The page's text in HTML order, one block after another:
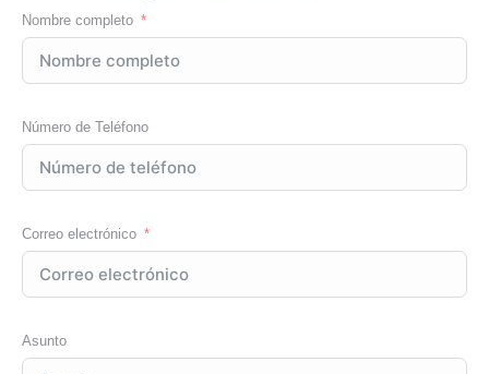
Nombre completo
Número de Teléfono
Correo electrónico
Asunto